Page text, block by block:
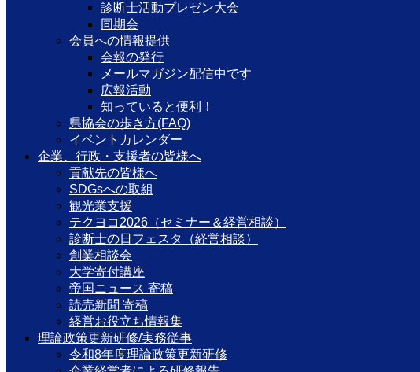
診断士活動プレゼン大会
同期会
会員への情報提供
会報の発行
メールマガジン配信中です
広報活動
知っていると便利！
県協会の歩き方(FAQ)
イベントカレンダー
企業、行政・支援者の皆様へ
貢献先の皆様へ
SDGsへの取組
観光業支援
テクヨコ2026（セミナー＆経営相談）
診断士の日フェスタ（経営相談）
創業相談会
大学寄付講座
帝国ニュース 寄稿
読売新聞 寄稿
経営お役立ち情報集
理論政策更新研修/実務従事
令和8年度理論政策更新研修